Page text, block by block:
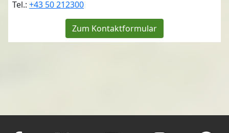
Tel.: +43 50 212300
Zum Kontaktformular